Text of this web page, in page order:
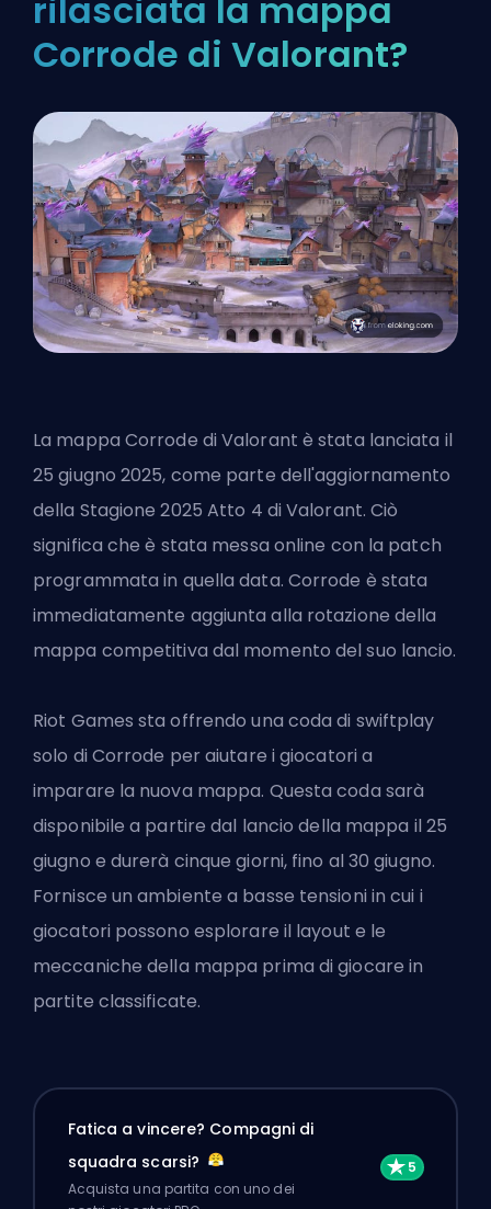
rilasciata la mappa
Corrode di Valorant?
La mappa Corrode di Valorant è stata lanciata il
25 giugno 2025, come parte dell'aggiornamento
della Stagione 2025 Atto 4 di Valorant. Ciò
significa che è stata messa online con la patch
programmata in quella data. Corrode è stata
immediatamente aggiunta alla rotazione della
mappa competitiva dal momento del suo lancio.
Riot Games sta offrendo una coda di swiftplay
solo di Corrode per aiutare i giocatori a
imparare la nuova mappa. Questa coda sarà
disponibile a partire dal lancio della mappa il 25
giugno e durerà cinque giorni, fino al 30 giugno.
Fornisce un ambiente a basse tensioni in cui i
giocatori possono esplorare il layout e le
meccaniche della mappa prima di giocare in
partite classificate.
Fatica a vincere? Compagni di
squadra scarsi?
Acquista una partita con uno dei